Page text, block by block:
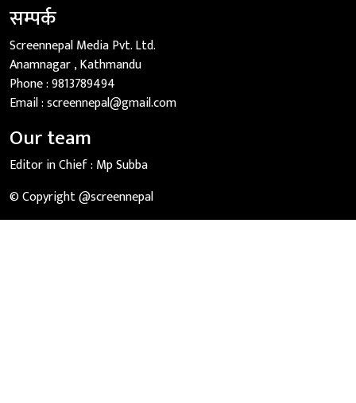
सम्पर्क
Screennepal Media Pvt. Ltd.
Anamnagar , Kathmandu
Phone :9813789494
Email :screennepal@gmail.com
Our team
Editor in Chief : Mp Subba
© Copyright @screennepal